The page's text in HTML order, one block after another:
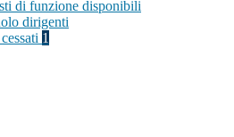
di funzione disponibili
dirigenti
1